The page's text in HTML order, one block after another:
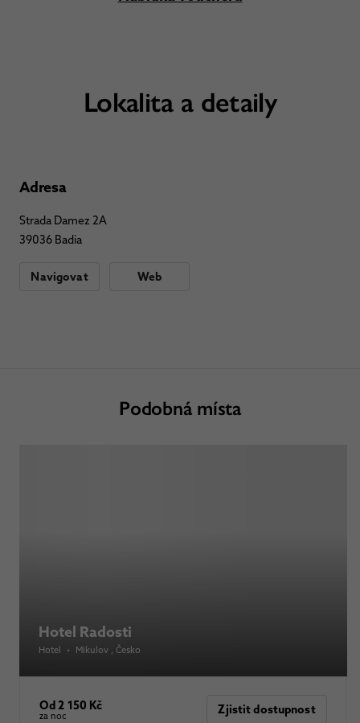
Lokalita a detaily
Adresa
Strada Damez 2A
39036 Badia
Navigovat Web
Podobná místa
Hotel Radosti
Hotel • Mikulov , Česko
Od 2 150 Kč
za noc Zjistit dostupnost